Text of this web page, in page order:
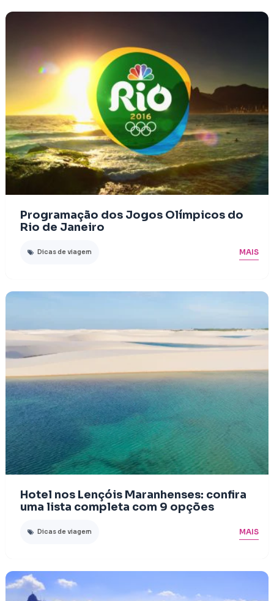
Programação dos Jogos Olímpicos do
Rio de Janeiro
Dicas de viagem MAIS
Hotel nos Lençóis Maranhenses: confira
uma lista completa com 9 opções
Dicas de viagem MAIS